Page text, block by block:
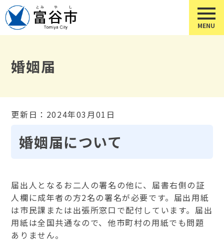
婚姻届
更新日：2024年03月01日
婚姻届について
届出人となるお二人の署名の他に、届書右側の証
人欄に成年者の方2名の署名が必要です。届出用紙
は市民課または出張所窓口で配付しています。届出
用紙は全国共通なので、他市町村の用紙でも問題
ありません。